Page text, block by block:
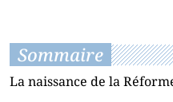
Sommaire
La naissance de la